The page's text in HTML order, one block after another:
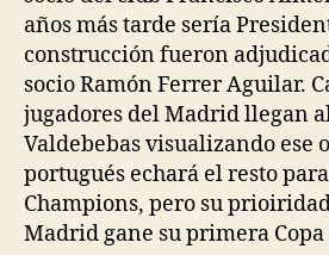
años más tarde sería
construcción fueron
socio Ramón Ferrer Aguilar.
jugadores del Madrid llegan
Valdebebas visualizando ese
portugués echará el resto
Champions, pero su
Madrid gane su primera